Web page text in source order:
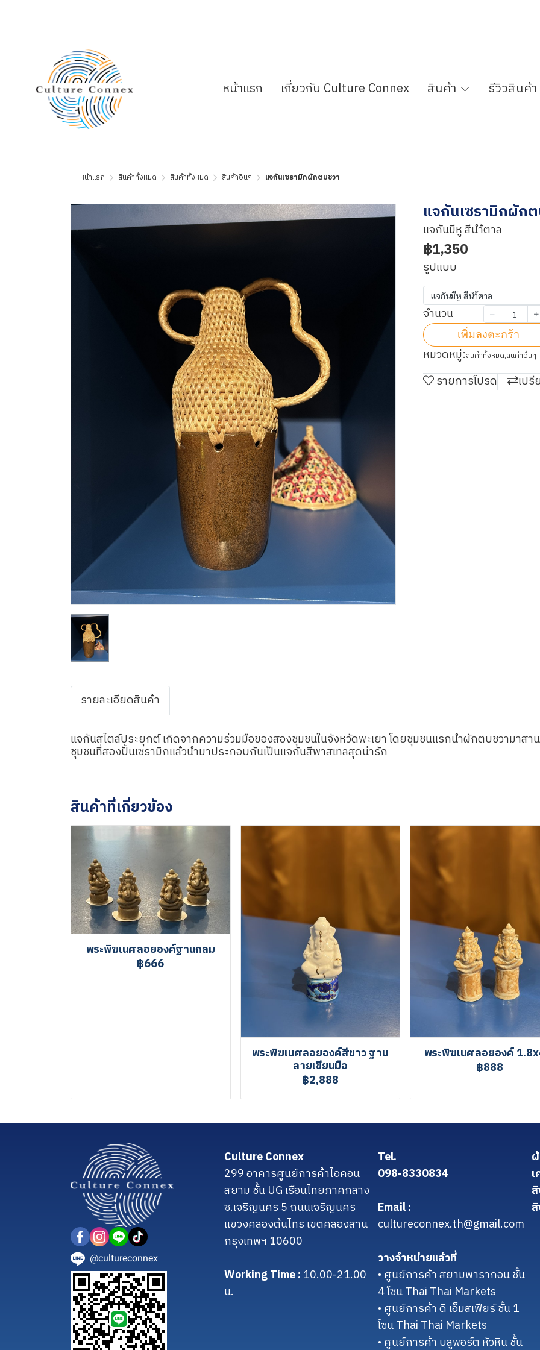
หน้าแรก เกี่ยวกับ Culture Connex สินค้า รีวิวสินค้า
หน้าแรก สินค้าทั้งหมด สินค้าทั้งหมด สินค้าอื่นๆ แจกันเซรามิกผักตบชวา
แจกันเซรามิกผัก
แจกันมีหู สีนำ้ตาล
฿1,350
รูปแบบ
แจกันมีหู สีนำ้ตาล
จำนวน
เพิ่มลงตะกร้า
หมวดหมู่:สินค้าทั้งหมด,สินค้าอื่นๆ
รายการโปรด เป
รายละเอียดสินค้า
แจกันสไตล์ประยุกต์ เกิดจากความร่วมมือของสองชุมชนในจังหวัดพะเยา โดยชุมชนแรกนำผักตบชวามาสา
ชุมชนที่สองปั้นเซรามิกแล้วนำมาประกอบกันเป็นแจกันสีพาสเทลสุดน่ารัก
สินค้าที่เกี่ยวข้อง
พระพิฆเนศลอยองค์ฐานกลม
฿666
พระพิฆเนศลอยองค์สีขาว ฐาน
ลายเขียนมือ
฿2,888
พระพิฆเนศลอยองค์
฿888
@cultureconnex
Culture Connex
299 อาคารศูนย์การค้าไอคอน
สยาม ชั้น UG เรือนไทยภาคกลาง
ซ.เจริญนคร 5 ถนนเจริญนคร
แขวงคลองต้นไทร เขตคลองสาน
กรุงเทพฯ 10600
Working Time : 10.00-21.00
น.
Tel.
098-8330834
Email :
cultureconnex.th@gmail.com
วางจำหน่ายแล้วที่
• ศูนย์การค้า สยามพารากอน ชั้น
4 โซน Thai Thai Markets
• ศูนย์การค้า ดิ เอ็มสเฟียร์ ชั้น 1
โซน Thai Thai Markets
• ศูนย์การค้า บลูพอร์ต หัวหิน ชั้น